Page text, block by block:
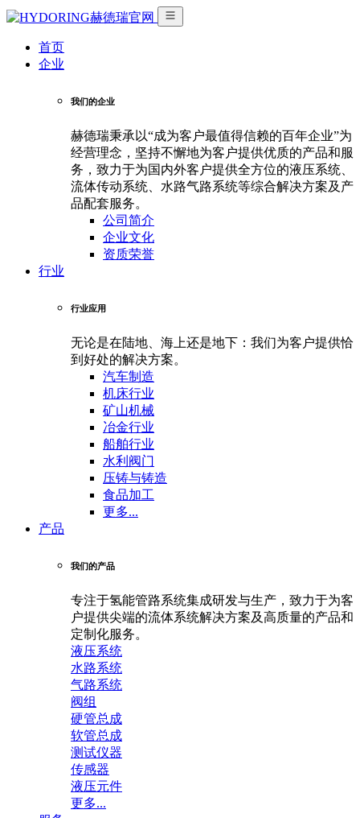
首页
企业
我们的企业
赫德瑞秉承以“成为客户最值得信赖的百年企业”为
经营理念，坚持不懈地为客户提供优质的产品和服
务，致力于为国内外客户提供全方位的液压系统、
流体传动系统、水路气路系统等综合解决方案及产
品配套服务。
公司简介
企业文化
资质荣誉
行业
行业应用
无论是在陆地、海上还是地下：我们为客户提供恰
到好处的解决方案。
汽车制造
机床行业
矿山机械
冶金行业
船舶行业
水利阀门
压铸与铸造
食品加工
更多...
产品
我们的产品
专注于氢能管路系统集成研发与生产，致力于为客
户提供尖端的流体系统解决方案及高质量的产品和
定制化服务。
液压系统
水路系统
气路系统
阀组
硬管总成
软管总成
测试仪器
传感器
液压元件
更多...